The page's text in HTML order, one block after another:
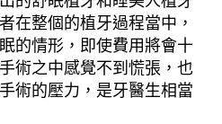
在整個的植牙過程當中，
的情形，即使費用將會十
術之中感覺不到慌張，也
術的壓力，是牙醫生相當